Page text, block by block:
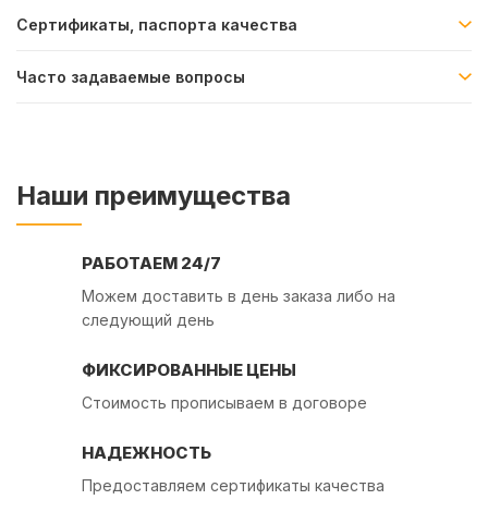
Сертификаты, паспорта качества
Часто задаваемые вопросы
Наши преимущества
РАБОТАЕМ 24/7
Можем доставить в день заказа либо на
следующий день
ФИКСИРОВАННЫЕ ЦЕНЫ
Стоимость прописываем в договоре
НАДЕЖНОСТЬ
Предоставляем сертификаты качества